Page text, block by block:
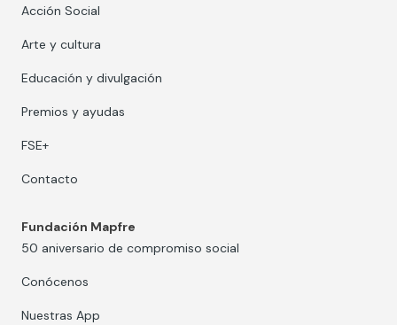
Acción Social
Arte y cultura
Educación y divulgación
Premios y ayudas
FSE+
Contacto
Fundación Mapfre
50 aniversario de compromiso social
Conócenos
Nuestras App